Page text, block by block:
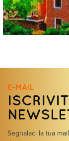
E-MAIL
Segnalaci la tua